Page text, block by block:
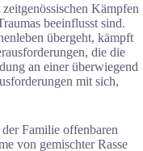
Kämpfen
beeinflusst sind.
übergeht, kämpft
die die
an einer überwiegend
mit sich,
Familie offenbaren
von gemischter Rasse